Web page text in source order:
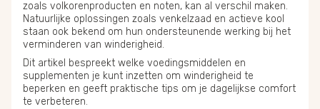
zoals volkorenproducten en noten, kan al verschil maken.
Natuurlijke oplossingen zoals venkelzaad en actieve kool
staan ook bekend om hun ondersteunende werking bij het
verminderen van winderigheid.
Dit artikel bespreekt welke voedingsmiddelen en
supplementen je kunt inzetten om winderigheid te
beperken en geeft praktische tips om je dagelijkse comfort
te verbeteren.